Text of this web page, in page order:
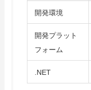
開発環境
開発プラット
フォーム
.NET